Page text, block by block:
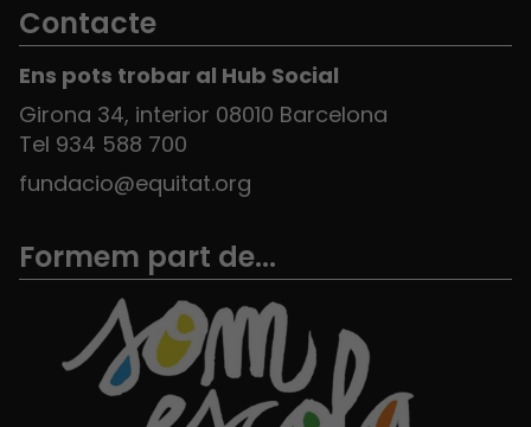
Contacte
Ens pots trobar al Hub Social
Girona 34, interior 08010 Barcelona
Tel 934 588 700
fundacio@equitat.org
Formem part de...